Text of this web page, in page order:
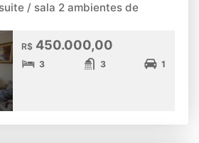
/ sala 2 ambientes de
R$ 450.000,00
3 3 1